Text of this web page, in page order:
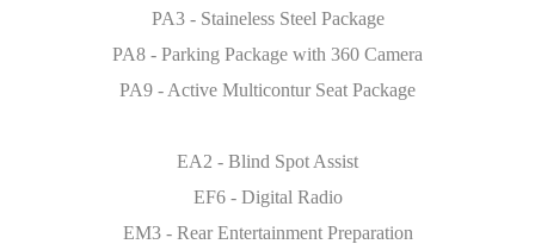
PA3 - Staineless Steel Package
PA8 - Parking Package with 360 Camera
PA9 - Active Multicontur Seat Package
EA2 - Blind Spot Assist
EF6 - Digital Radio
EM3 - Rear Entertainment Preparation